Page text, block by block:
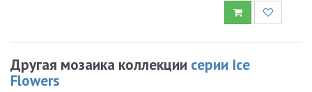
Другая мозаика коллекции серии Ice
Flowers